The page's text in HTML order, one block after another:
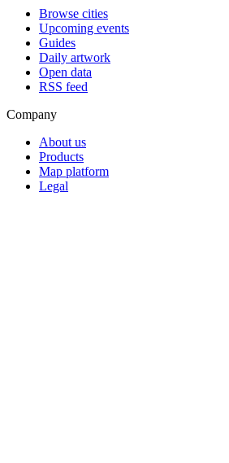
Browse cities
Upcoming events
Guides
Daily artwork
Open data
RSS feed
Company
About us
Products
Map platform
Legal